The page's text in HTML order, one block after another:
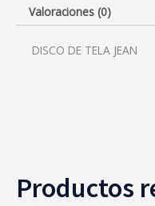
Valoraciones (0)
DISCO DE TELA JEAN
Productos